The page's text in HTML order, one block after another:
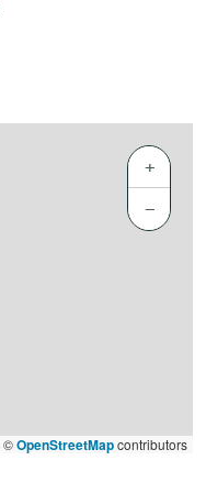
+
−
©OpenStreetMapcontributors